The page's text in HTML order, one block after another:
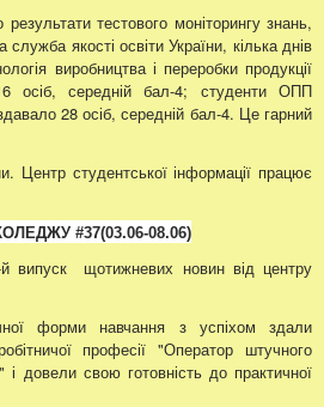
тестового моніторингу знань,
якості освіти України, кілька днів
виробництва і переробки продукції
осіб, середній бал-4; студенти ОПП
28 осіб, середній бал-4. Це гарний
Центр студентської інформації працює
#37(03.06-08.06)
випуск щотижневих новин від центру
форми навчання з успіхом здали
професії "Оператор штучного
і довели свою готовність до практичної